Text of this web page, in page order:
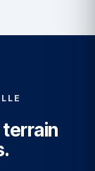
terrain